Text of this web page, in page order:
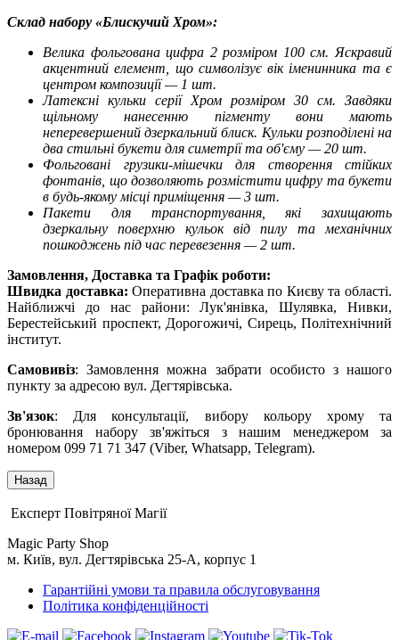
Склад набору «Блискучий Хром»:
Велика фольгована цифра 2 розміром 100 см. Яскравий
акцентний елемент, що символізує вік іменинника та є
центром композиції — 1 шт.
Латексні кульки серії Хром розміром 30 см. Завдяки
щільному нанесенню пігменту вони мають
неперевершений дзеркальний блиск. Кульки розподілені на
два стильні букети для симетрії та об'єму — 20 шт.
Фольговані грузики-мішечки для створення стійких
фонтанів, що дозволяють розмістити цифру та букети
в будь-якому місці приміщення — 3 шт.
Пакети для транспортування, які захищають
дзеркальну поверхню кульок від пилу та механічних
пошкоджень під час перевезення — 2 шт.
Замовлення, Доставка та Графік роботи:
Швидка доставка: Оперативна доставка по Києву та області.
Найближчі до нас райони: Лук'янівка, Шулявка, Нивки,
Берестейський проспект, Дорогожичі, Сирець, Політехнічний
інститут.
Самовивіз: Замовлення можна забрати особисто з нашого
пункту за адресою вул. Дегтярівська.
Зв'язок: Для консультації, вибору кольору хрому та
бронювання набору зв'яжіться з нашим менеджером за
номером 099 71 71 347 (Viber, Whatsapp, Telegram).
Експерт Повітряної Магії
Magic Party Shop
м. Київ, вул. Дегтярівська 25-А, корпус 1
Гарантійні умови та правила обслуговування
Політика конфіденційності